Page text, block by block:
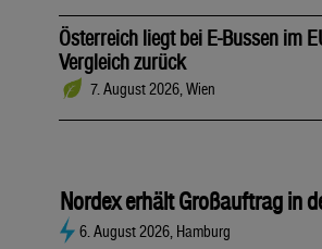
Österreich liegt bei E-Bussen im
Vergleich zurück
7. August 2026, Wien
Nordex erhält Großauftrag in
6. August 2026, Hamburg